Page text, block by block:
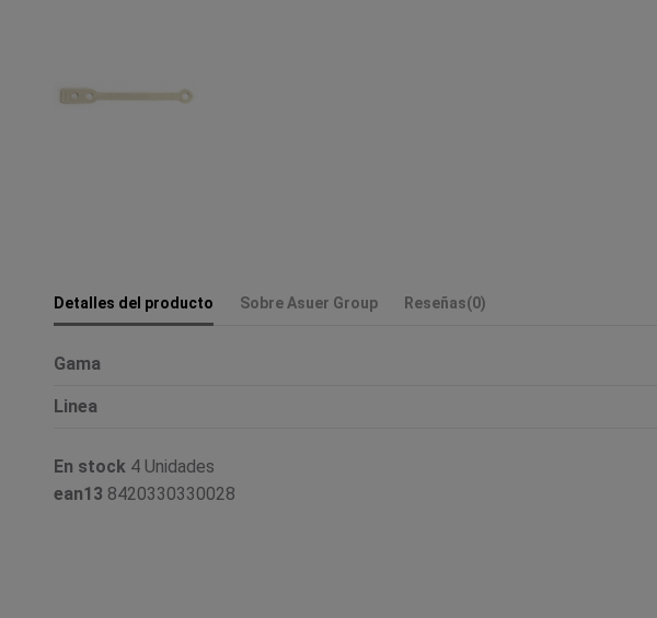
Detalles del producto Sobre Asuer Group Reseñas(0)
Gama
Linea
En stock 4 Unidades
ean13 8420330330028